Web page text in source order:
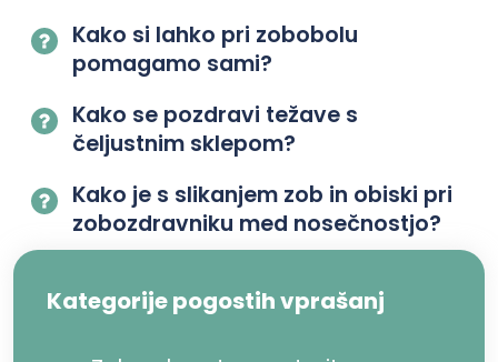
Kako si lahko pri zobobolu
pomagamo sami?
Kako se pozdravi težave s
čeljustnim sklepom?
Kako je s slikanjem zob in obiski pri
zobozdravniku med nosečnostjo?
Kategorije pogostih vprašanj